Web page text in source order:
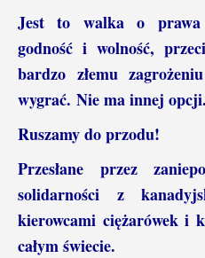
Jest to walka o prawa
godność i wolność,
bardzo złemu
wygrać. Nie ma innej opcji.
Ruszamy do przodu!
Przesłane przez
solidarności z
kierowcami ciężarówek i
całym świecie.